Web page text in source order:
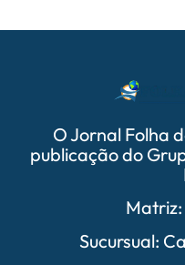
O Jornal Folha
publicação do
Matriz:
Sucursual: